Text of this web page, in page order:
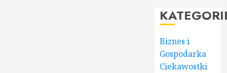
Biznes i
Gospodarka
Ciekawostki